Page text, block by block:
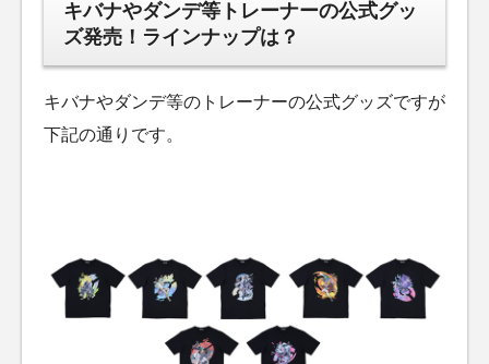
キバナやダンデ等トレーナーの公式グッ
ズ発売！ラインナップは？
キバナやダンデ等のトレーナーの公式グッズですが
下記の通りです。